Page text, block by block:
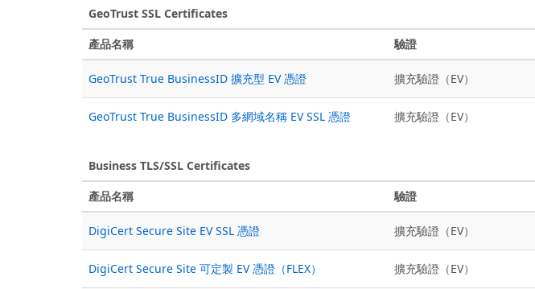
GeoTrust SSL Certificates
產品名稱
驗證
GeoTrust True BusinessID 擴充型 EV 憑證 擴充驗證（EV）
GeoTrust True BusinessID 多網域名稱 EV SSL 憑證 擴充驗證（EV）
Business TLS/SSL Certificates
產品名稱
驗證
DigiCert Secure Site EV SSL 憑證 擴充驗證（EV）
DigiCert Secure Site 可定製 EV 憑證（FLEX） 擴充驗證（EV）